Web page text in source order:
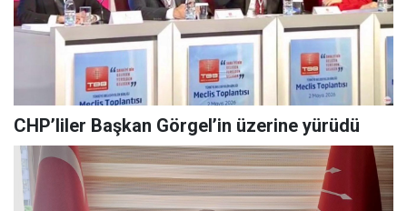
CHP’liler Başkan Görgel’in üzerine yürüdü